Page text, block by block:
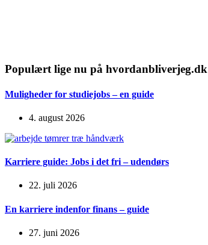
Populært lige nu på hvordanbliverjeg.dk
Muligheder for studiejobs – en guide
4. august 2026
Karriere guide: Jobs i det fri – udendørs
22. juli 2026
En karriere indenfor finans – guide
27. juni 2026